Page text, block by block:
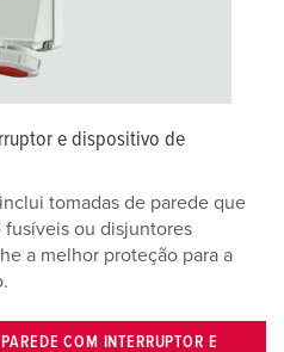
e dispositivo de
tomadas de parede que
fusíveis ou disjuntores
a melhor proteção para a
COM INTERRUPTOR E